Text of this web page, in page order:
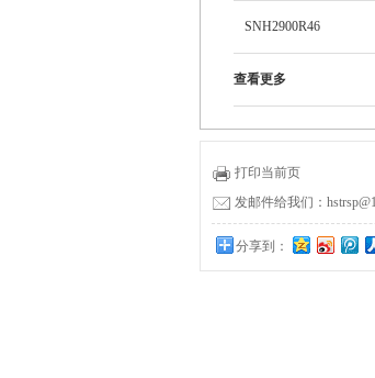
SNH2900R46
查看更多
打印当前页
发邮件给我们：
分享到：